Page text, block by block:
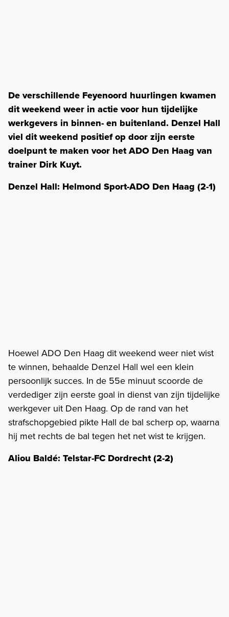
De verschillende Feyenoord huurlingen kwamen
dit weekend weer in actie voor hun tijdelijke
werkgevers in binnen- en buitenland. Denzel Hall
viel dit weekend positief op door zijn eerste
doelpunt te maken voor het ADO Den Haag van
trainer Dirk Kuyt.
Denzel Hall: Helmond Sport-ADO Den Haag (2-1)
Hoewel ADO Den Haag dit weekend weer niet wist
te winnen, behaalde Denzel Hall wel een klein
persoonlijk succes. In de 55e minuut scoorde de
verdediger zijn eerste goal in dienst van zijn tijdelijke
werkgever uit Den Haag. Op de rand van het
strafschopgebied pikte Hall de bal scherp op, waarna
hij met rechts de bal tegen het net wist te krijgen.
Aliou Baldé: Telstar-FC Dordrecht (2-2)